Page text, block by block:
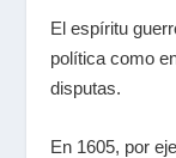
El espíritu
política como
disputas.
En 1605, por